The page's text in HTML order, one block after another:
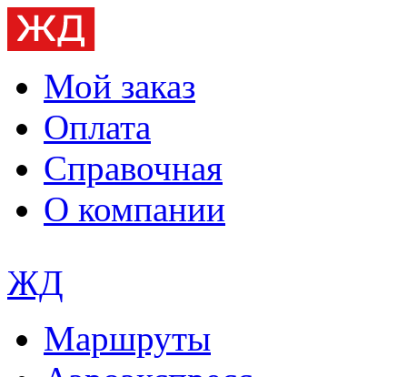
Мой заказ
Оплата
Справочная
О компании
ЖД
Маршруты